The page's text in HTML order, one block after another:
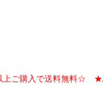
上ご購入で送料無料☆